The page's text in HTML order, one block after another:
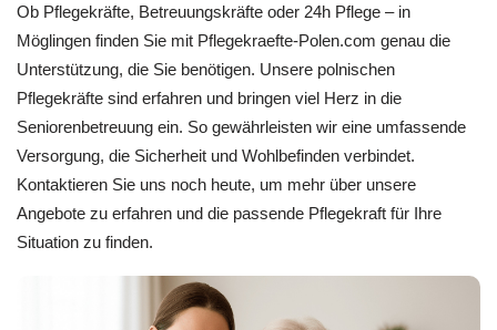
Ob Pflegekräfte, Betreuungskräfte oder 24h Pflege – in
Möglingen finden Sie mit Pflegekraefte-Polen.com genau die
Unterstützung, die Sie benötigen. Unsere polnischen
Pflegekräfte sind erfahren und bringen viel Herz in die
Seniorenbetreuung ein. So gewährleisten wir eine umfassende
Versorgung, die Sicherheit und Wohlbefinden verbindet.
Kontaktieren Sie uns noch heute, um mehr über unsere
Angebote zu erfahren und die passende Pflegekraft für Ihre
Situation zu finden.